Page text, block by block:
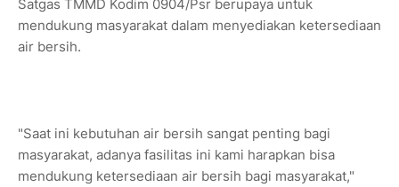
Satgas TMMD Kodim 0904/Psr berupaya untuk
mendukung masyarakat dalam menyediakan ketersediaan
air bersih.
"Saat ini kebutuhan air bersih sangat penting bagi
masyarakat, adanya fasilitas ini kami harapkan bisa
mendukung ketersediaan air bersih bagi masyarakat,"